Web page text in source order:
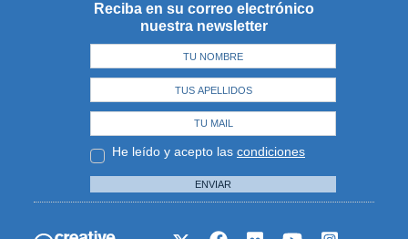
Reciba en su correo electrónico
nuestra newsletter
He leído y acepto las condiciones
ENVIAR